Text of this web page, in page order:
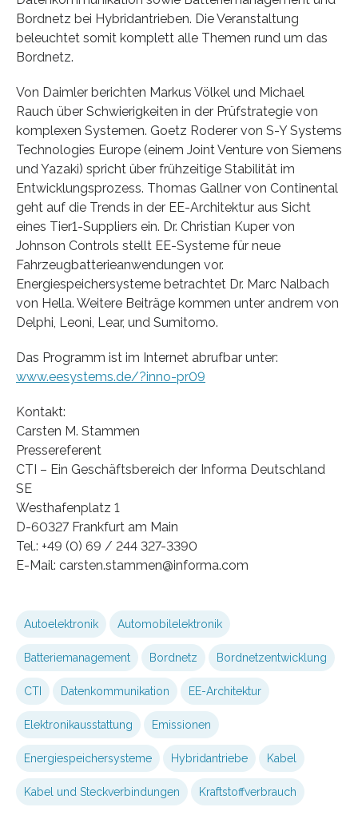
Bordnetz bei Hybridantrieben. Die Veranstaltung
beleuchtet somit komplett alle Themen rund um das
Bordnetz.
Von Daimler berichten Markus Völkel und Michael
Rauch über Schwierigkeiten in der Prüfstrategie von
komplexen Systemen. Goetz Roderer von S-Y Systems
Technologies Europe (einem Joint Venture von Siemens
und Yazaki) spricht über frühzeitige Stabilität im
Entwicklungsprozess. Thomas Gallner von Continental
geht auf die Trends in der EE-Architektur aus Sicht
eines Tier1-Suppliers ein. Dr. Christian Kuper von
Johnson Controls stellt EE-Systeme für neue
Fahrzeugbatterieanwendungen vor.
Energiespeichersysteme betrachtet Dr. Marc Nalbach
von Hella. Weitere Beiträge kommen unter andrem von
Delphi, Leoni, Lear, und Sumitomo.
Das Programm ist im Internet abrufbar unter:
www.eesystems.de/?inno-pr09
Kontakt:
Carsten M. Stammen
Pressereferent
CTI – Ein Geschäftsbereich der Informa Deutschland
SE
Westhafenplatz 1
D-60327 Frankfurt am Main
Tel.: +49 (0) 69 / 244 327-3390
E-Mail: carsten.stammen@informa.com
Autoelektronik Automobilelektronik
Batteriemanagement Bordnetz Bordnetzentwicklung
CTI Datenkommunikation EE-Architektur
Elektronikausstattung Emissionen
Energiespeichersysteme Hybridantriebe Kabel
Kabel und Steckverbindungen Kraftstoffverbrauch